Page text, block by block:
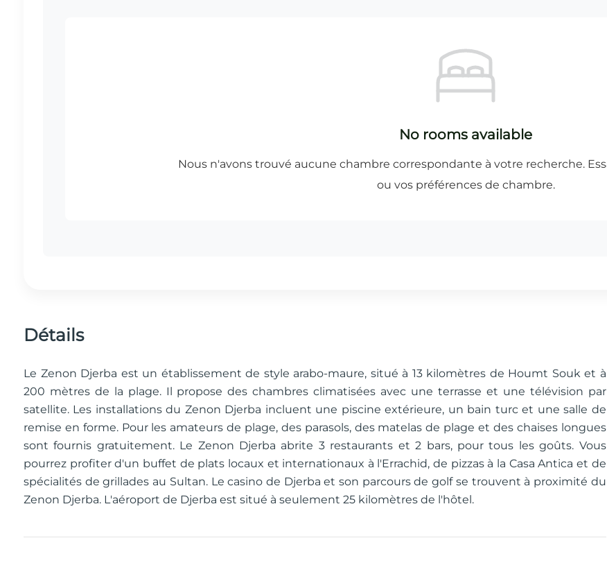
Détails
Le Zenon Djerba est un établissement de style arabo-maure, situé à 13 kilomètres de Houmt Souk et à
200 mètres de la plage. Il propose des chambres climatisées avec une terrasse et une télévision par
satellite. Les installations du Zenon Djerba incluent une piscine extérieure, un bain turc et une salle de
remise en forme. Pour les amateurs de plage, des parasols, des matelas de plage et des chaises longues
sont fournis gratuitement. Le Zenon Djerba abrite 3 restaurants et 2 bars, pour tous les goûts. Vous
pourrez profiter d'un buffet de plats locaux et internationaux à l'Errachid, de pizzas à la Casa Antica et de
spécialités de grillades au Sultan. Le casino de Djerba et son parcours de golf se trouvent à proximité du
Zenon Djerba. L'aéroport de Djerba est situé à seulement 25 kilomètres de l'hôtel.